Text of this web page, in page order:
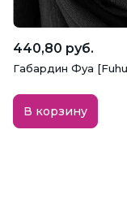
440,80 руб.
Габардин Фуа
В корзину